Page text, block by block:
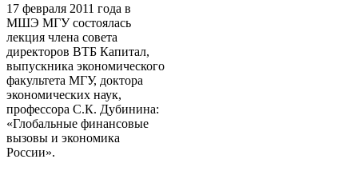
17 февраля 2011 года в
МШЭ МГУ состоялась
лекция члена совета
директоров ВТБ Капитал,
выпускника экономического
факультета МГУ, доктора
экономических наук,
профессора С.К. Дубинина:
«Глобальные финансовые
вызовы и экономика
России».